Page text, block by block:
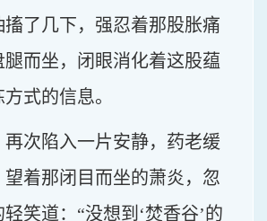
了几下，强忍着那股胀痛
腿而坐，闭眼消化着这股蕴
式的信息。
再次陷入一片安静，药老缓
着那闭目而坐的萧炎，忽
笑道：“没想到‘焚香谷’的